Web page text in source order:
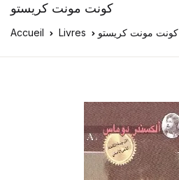
كونت مونت كريستو
Accueil Livres كونت مونت كريستو